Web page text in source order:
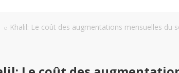
Khalil: Le coût des augmentations mensuelles du